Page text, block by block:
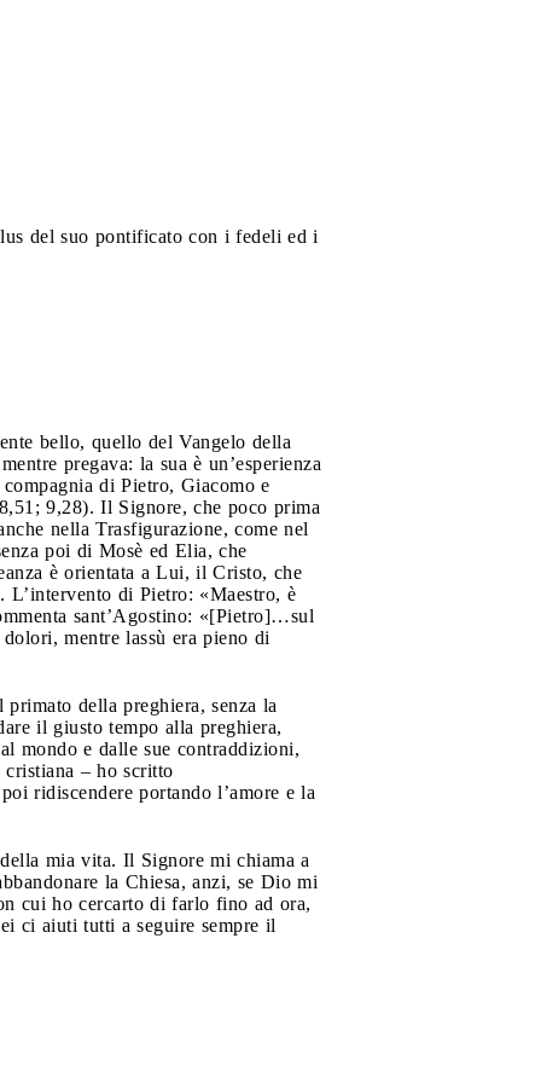
del suo pontificato con i fedeli ed i
bello, quello del Vangelo della
pregava: la sua è un’esperienza
di Pietro, Giacomo e
9,28). Il Signore, che poco prima
nella Trasfigurazione, come nel
poi di Mosè ed Elia, che
è orientata a Lui, il Cristo, che
L’intervento di Pietro: «Maestro, è
sant’Agostino: «[Pietro]…sul
mentre lassù era pieno di
della preghiera, senza la
il giusto tempo alla preghiera,
mondo e dalle sue contraddizioni,
cristiana – ho scritto
ridiscendere portando l’amore e la
mia vita. Il Signore mi chiama a
la Chiesa, anzi, se Dio mi
cui ho cercarto di farlo fino ad ora,
ci aiuti tutti a seguire sempre il